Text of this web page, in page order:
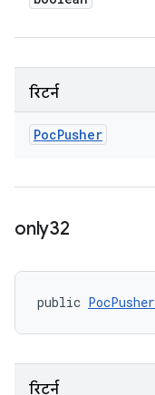
रिटर्न
PocPusher
only32
public PocPusher
रिटर्न